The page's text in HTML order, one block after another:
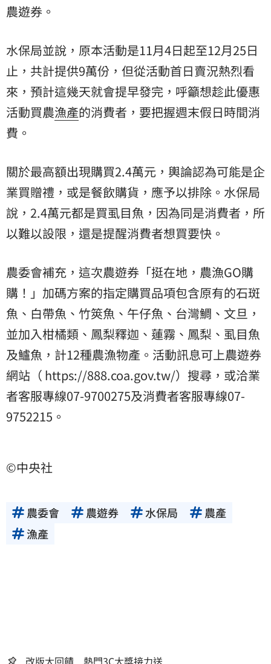
農遊券。
水保局並說，原本活動是11月4日起至12月25日
止，共計提供9萬份，但從活動首日賣況熱烈看
來，預計這幾天就會提早發完，呼籲想趁此優惠
活動買農漁產的消費者，要把握週末假日時間消
費。
關於最高額出現購買2.4萬元，輿論認為可能是企
業買贈禮，或是餐飲購貨，應予以排除。水保局
說，2.4萬元都是買虱目魚，因為同是消費者，所
以難以設限，還是提醒消費者想買要快。
農委會補充，這次農遊券「挺在地，農漁GO購
購！」加碼方案的指定購買品項包含原有的石斑
魚、白帶魚、竹筴魚、午仔魚、台灣鯛、文旦，
並加入柑橘類、鳳梨釋迦、蓮霧、鳳梨、虱目魚
及鱸魚，計12種農漁物產。活動訊息可上農遊券
網站（ https://888.coa.gov.tw/）搜尋，或洽業
者客服專線07-9700275及消費者客服專線07-
9752215。
©中央社
農委會 農遊券 水保局
農產
漁產
改版大回饋 熱門3C大獎接力送